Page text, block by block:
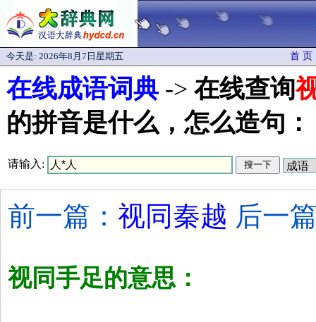
今天是: 2026年8月7日星期五 首 页
在线成语词典 -> 在线查询
的拼音是什么，怎么造句：
请输入:
前一篇： 视同秦越 后一
视同手足的意思：